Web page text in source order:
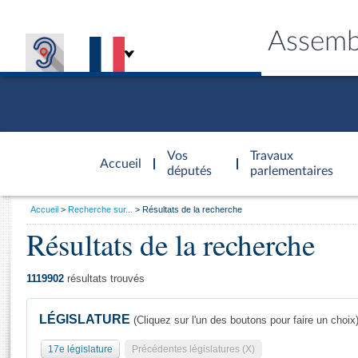
Accueil
d'accueil
Vos
députés
Travaux
parlementaires
Général
Vous
Accueil Recherche sur... Résultats de la recherche
Résultats de la recherche
1119902 résultats trouvés
LÉGISLATURE (Cliquez sur l'un des boutons pour faire un choix)
17e législature Précédentes législatures (X)